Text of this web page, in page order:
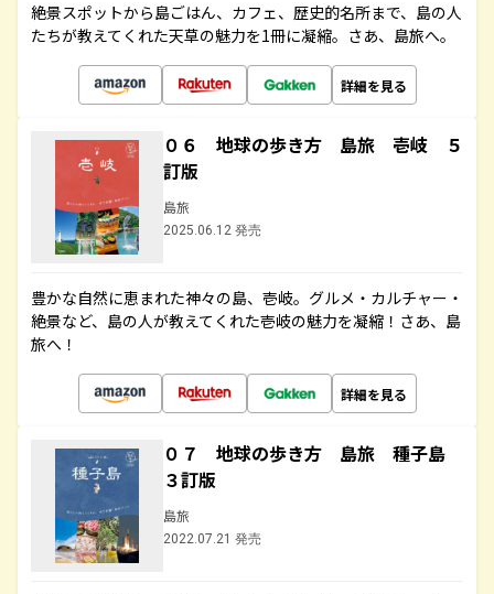
絶景スポットから島ごはん、カフェ、歴史的名所まで、島の人
たちが教えてくれた天草の魅力を1冊に凝縮。さあ、島旅へ。
詳細を見る
０６ 地球の歩き方 島旅 壱岐 ５
訂版
島旅
2025.06.12 発売
豊かな自然に恵まれた神々の島、壱岐。グルメ・カルチャー・
絶景など、島の人が教えてくれた壱岐の魅力を凝縮！さあ、島
旅へ！
詳細を見る
０７ 地球の歩き方 島旅 種子島
３訂版
島旅
2022.07.21 発売